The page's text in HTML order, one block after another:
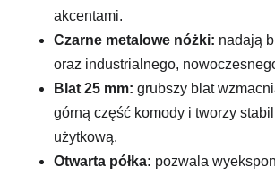
akcentami.
Czarne metalowe nóżki: nadają
oraz industrialnego,
Blat 25 mm: grubszy blat
górną część komody i tworzy
użytkową.
Otwarta półka: pozwala